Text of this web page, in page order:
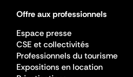
Offre aux professionnels
Espace presse
CSE et collectivités
Professionnels du tourisme
Expositions en location